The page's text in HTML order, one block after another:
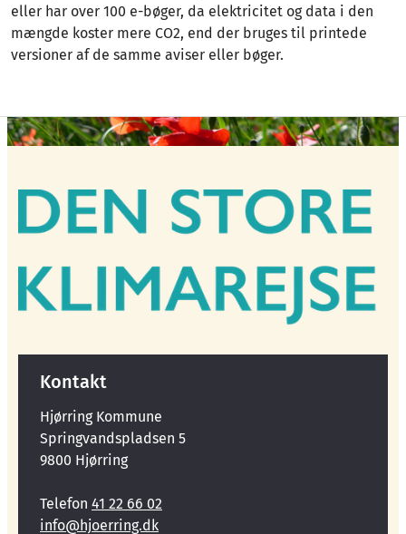
eller har over 100 e-bøger, da elektricitet og data i den
mængde koster mere CO2, end der bruges til printede
versioner af de samme aviser eller bøger.
Kontakt
Hjørring Kommune
Springvandspladsen 5
9800 Hjørring
Telefon 41 22 66 02
info@hjoerring.dk